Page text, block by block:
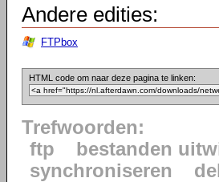
Andere edities:
FTPbox
HTML code om naar deze pagina te linken:
Trefwoorden:
ftp
bestanden
synchroniseren